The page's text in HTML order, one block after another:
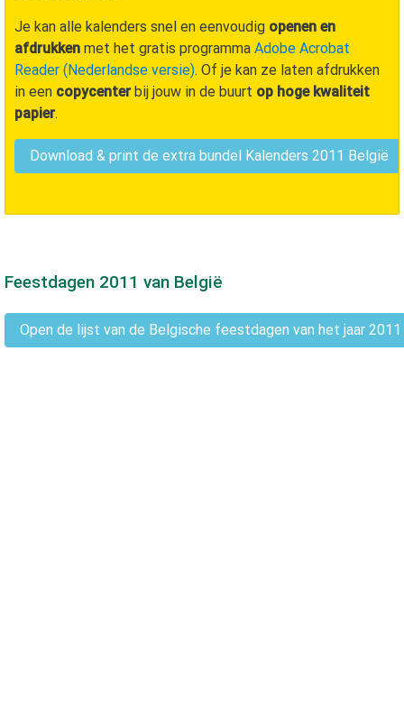
Je kan alle kalenders snel en eenvoudig openen en
afdrukken met het gratis programma Adobe Acrobat
Reader (Nederlandse versie). Of je kan ze laten afdrukken
in een copycenterbij jouw in de buurt op hoge kwaliteit
papier.
Download & print de extra bundel Kalenders 2011 België
Feestdagen 2011 van België
Open de lijst van de Belgische feestdagen van het jaar 2011